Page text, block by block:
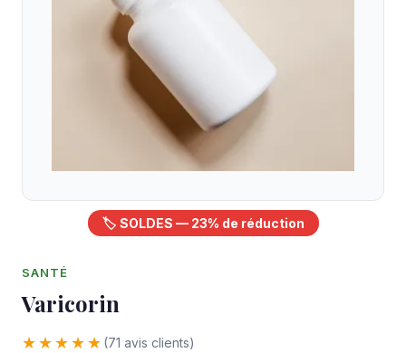
🏷️ SOLDES — 23% de réduction
SANTÉ
Varicorin
★★★★★ (71 avis clients)